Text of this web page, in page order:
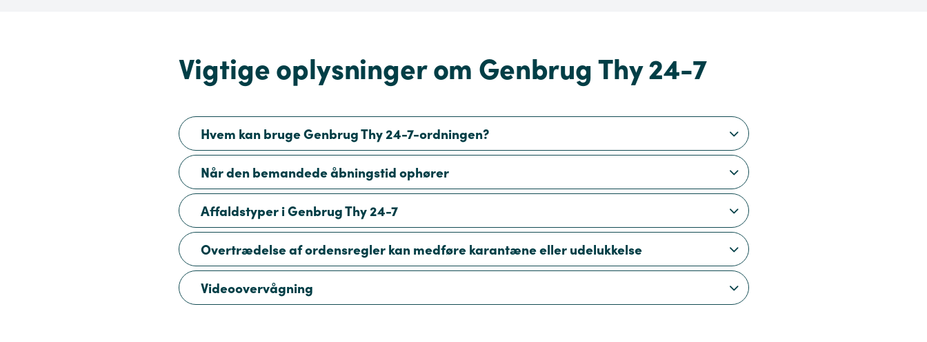
Vigtige oplysninger om Genbrug Thy 24-7
Hvem kan bruge Genbrug Thy 24-7-ordningen?
Når den bemandede åbningstid ophører
Affaldstyper i Genbrug Thy 24-7
Overtrædelse af ordensregler kan medføre karantæne eller udelukkelse
Videoovervågning